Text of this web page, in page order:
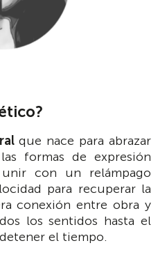
que nace para abrazar
formas de expresión
con un relámpago
para recuperar la
conexión entre obra y
los sentidos hasta el
el tiempo.